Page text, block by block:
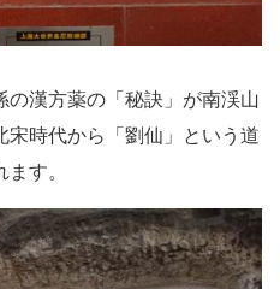
漢方薬の「秘訣」が南渓山
時代から「劉仙」という道
す。